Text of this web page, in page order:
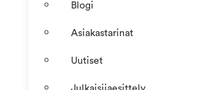
Blogi
Asiakastarinat
Uutiset